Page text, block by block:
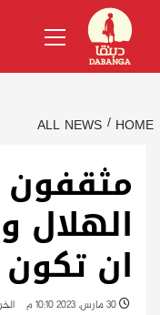
content
Menu
HOME
ALL NEWS
مثقفون
الهلال
ان تكون